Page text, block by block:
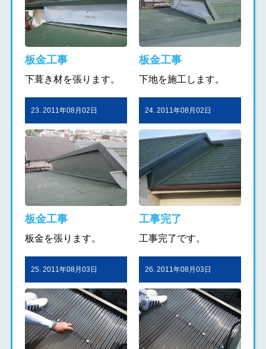
板金工事
下葺き材を張ります。
板金工事
下地を施工します。
23. 2011年08月02日
板金工事
板金を張ります。
24. 2011年08月02日
工事完了
工事完了です。
25. 2011年08月03日 26. 2011年08月03日